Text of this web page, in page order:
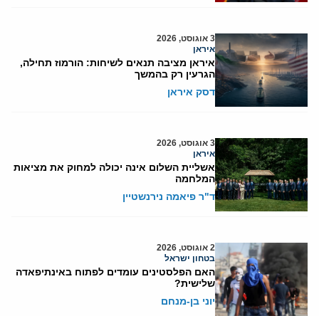
3 אוגוסט, 2026
איראן
איראן מציבה תנאים לשיחות: הורמוז תחילה,
הגרעין רק בהמשך
דסק איראן
3 אוגוסט, 2026
איראן
אשליית השלום אינה יכולה למחוק את מציאות
המלחמה
ד"ר פיאמה נירנשטיין
2 אוגוסט, 2026
בטחון ישראל
האם הפלסטינים עומדים לפתוח באינתיפאדה
שלישית?
יוני בן-מנחם